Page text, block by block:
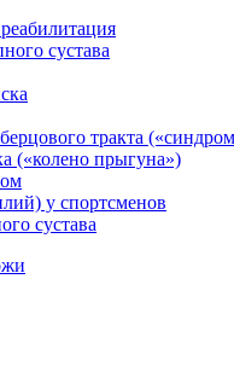
сустава
тракта
(«колено прыгуна»)
у спортсменов
сустава